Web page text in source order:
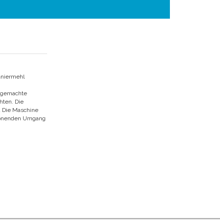
Die
Maschine
Umgang